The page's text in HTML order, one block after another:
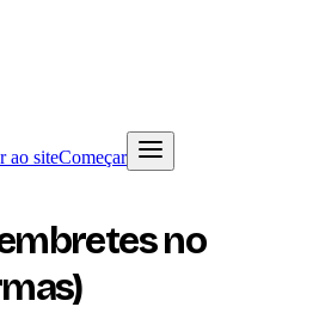
ao siteComeçar
no